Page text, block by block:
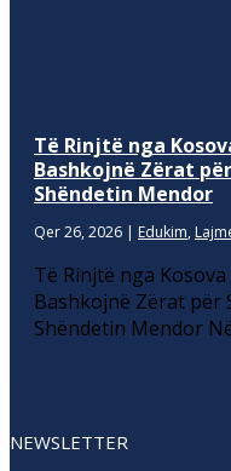
Të Rinjtë nga
Bashkojnë Zërat
Shëndetin Mendor
Qer 26, 2026 | Edukim,
Të Rinjtë nga
Bashkojnë Zërat për
Shëndetin Mendor
NEWSLETTER